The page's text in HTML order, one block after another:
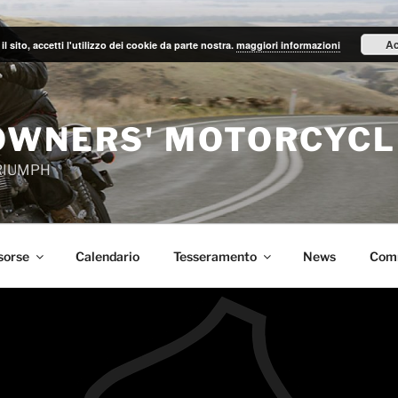
Calendario Tesseramento News
sito, accetti l'utilizzo dei cookie da parte nostra. maggiori informazioni